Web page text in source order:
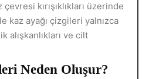
çevresi kırışıklıkları üzerinde
kaz ayağı çizgileri yalnızca
alışkanlıkları ve cilt
Neden Oluşur?